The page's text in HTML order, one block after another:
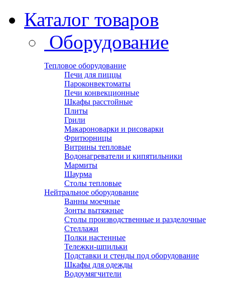
Каталог товаров
Оборудование
Тепловое оборудование
Печи для пиццы
Пароконвектоматы
Печи конвекционные
Шкафы расстойные
Плиты
Грили
Макароноварки и рисоварки
Фритюрницы
Витрины тепловые
Водонагреватели и кипятильники
Мармиты
Шаурма
Столы тепловые
Нейтральное оборудование
Ванны моечные
Зонты вытяжные
Столы производственные и разделочные
Стеллажи
Полки настенные
Тележки-шпильки
Подставки и стенды под оборудование
Шкафы для одежды
Водоумягчители